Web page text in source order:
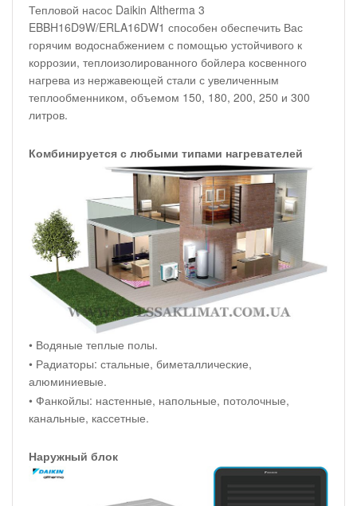
Тепловой насос Daikin Altherma 3
EBBH16D9W/ERLA16DW1 способен обеспечить Вас
горячим водоснабжением с помощью устойчивого к
коррозии, теплоизолированного бойлера косвенного
нагрева из нержавеющей стали с увеличенным
теплообменником, объемом 150, 180, 200, 250 и 300
литров.
Комбинируется с любыми типами нагревателей
• Водяные теплые полы.
• Радиаторы: стальные, биметаллические,
алюминиевые.
• Фанкойлы: настенные, напольные, потолочные,
канальные, кассетные.
Наружный блок